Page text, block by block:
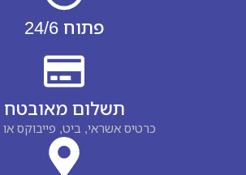
פתוח 24/6
תשלום מאובטח
כרטיס אשראי, ביט, פייבוקס או